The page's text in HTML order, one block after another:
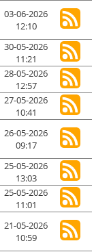
03-06-2026
12:10
30-05-2026
11:21
28-05-2026
12:57
27-05-2026
10:41
26-05-2026
09:17
25-05-2026
13:03
25-05-2026
11:01
21-05-2026
10:59